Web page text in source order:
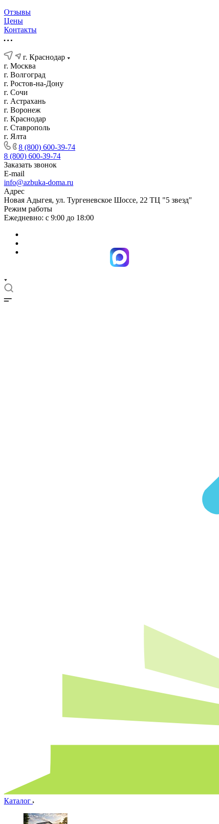
Отзывы
Цены
Контакты
г. Краснодар
г. Москва
г. Волгоград
г. Ростов-на-Дону
г. Сочи
г. Астрахань
г. Воронеж
г. Краснодар
г. Ставрополь
г. Ялта
8 (800) 600-39-74
8 (800) 600-39-74
Заказать звонок
E-mail
info@azbuka-doma.ru
Адрес
Новая Адыгея, ул. Тургеневское Шоссе, 22 ТЦ "5 звезд"
Режим работы
Ежедневно: с 9:00 до 18:00
Каталог